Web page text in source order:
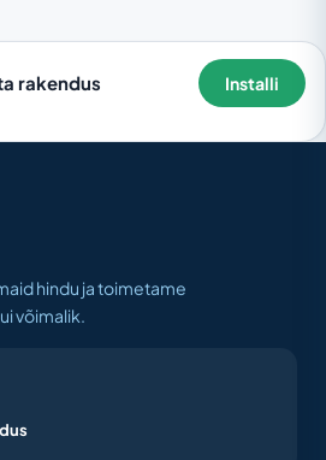
rakendus Installi
hindu ja toimetame
võimalik.